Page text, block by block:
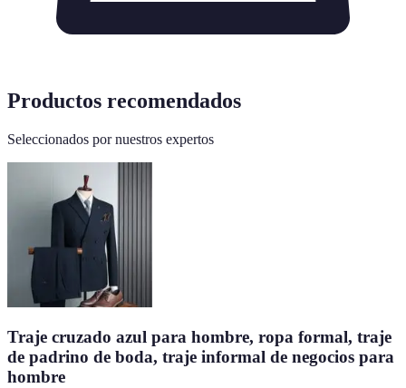
Productos recomendados
Seleccionados por nuestros expertos
Traje cruzado azul para hombre, ropa formal, traje
de padrino de boda, traje informal de negocios para
hombre